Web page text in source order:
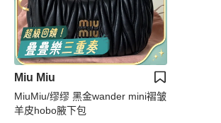
Miu Miu
MiuMiu/缪缪 黑金wander mini褶皱
羊皮hobo腋下包